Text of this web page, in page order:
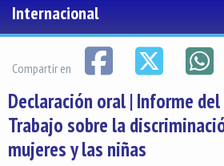
Internacional
Compartir en
Declaración oral | Informe del
Trabajo sobre la
mujeres y las niñas